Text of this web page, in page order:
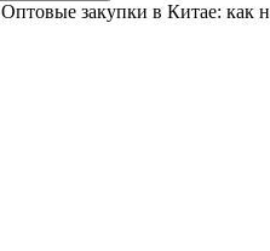
Оптовые закупки в Китае: как